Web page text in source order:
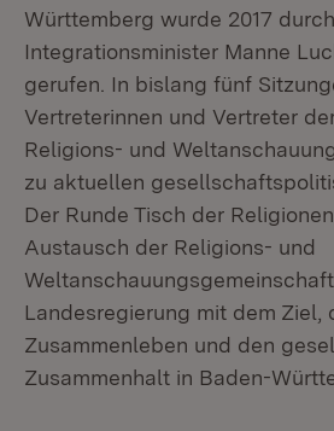
Württemberg wurde 2017
Integrationsminister Manne
gerufen. In bislang fünf
Vertreterinnen und Vertreter
Religions- und
zu aktuellen
Der Runde Tisch der
Austausch der Religions- und
Landesregierung mit dem Ziel,
Zusammenleben und den
Zusammenhalt in Baden-